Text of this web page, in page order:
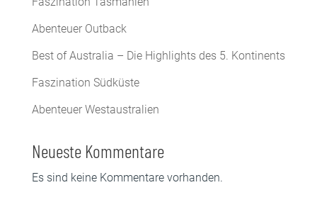
Abenteuer Outback
Best of Australia – Die Highlights des 5. Kontinents
Faszination Südküste
Abenteuer Westaustralien
Neueste Kommentare
Es sind keine Kommentare vorhanden.